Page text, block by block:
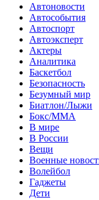
Автоновости
Автособытия
Автоспорт
Автоэксперт
Актеры
Аналитика
Баскетбол
Безопасность
Безумный мир
Биатлон/Лыжи
Бокс/MMA
В мире
В России
Вещи
Военные
Волейбол
Гаджеты
Дети